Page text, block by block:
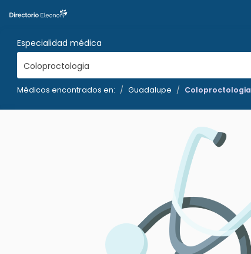
Especialidad médica
Coloproctologia
Médicos encontrados en: Guadalupe Coloproctologia